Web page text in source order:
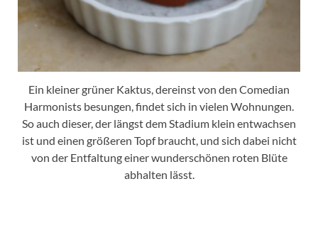
Ein kleiner grüner Kaktus, dereinst von den Comedian
Harmonists besungen, findet sich in vielen Wohnungen.
So auch dieser, der längst dem Stadium klein entwachsen
ist und einen größeren Topf braucht, und sich dabei nicht
von der Entfaltung einer wunderschönen roten Blüte
abhalten lässt.